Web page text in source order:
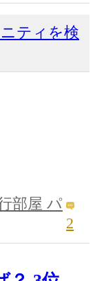
ティを検
部屋 パ
2